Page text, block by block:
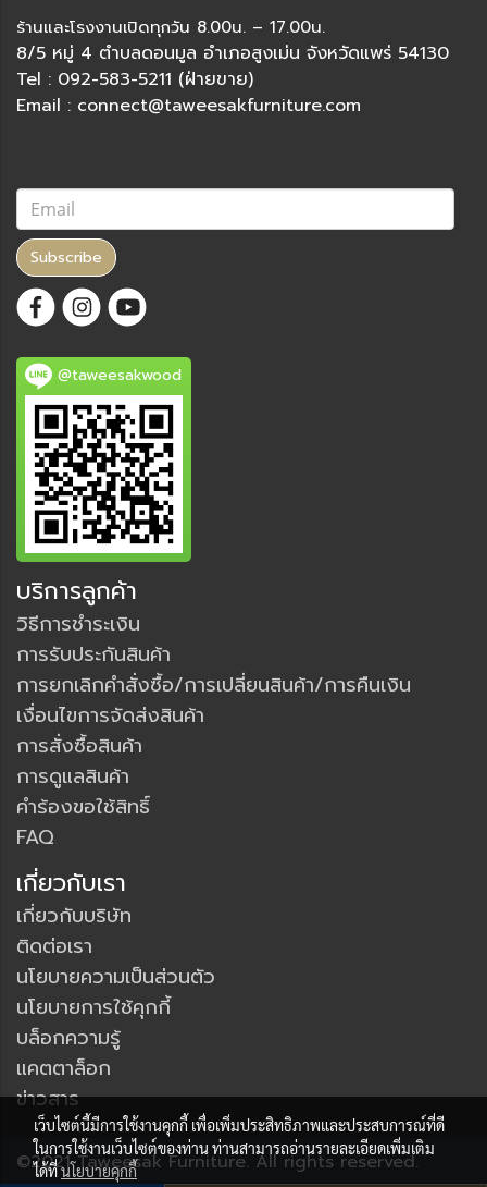
ร้านและโรงงานเปิดทุกวัน 8.00น. – 17.00น.
8/5 หมู่ 4 ตำบลดอนมูล อำเภอสูงเม่น จังหวัดแพร่ 54130
Tel : 092-583-5211 (ฝ่ายขาย)
Email : connect@taweesakfurniture.com
Subscribe
@taweesakwood
บริการลูกค้า
วิธีการชำระเงิน
การรับประกันสินค้า
การยกเลิกคำสั่งซื้อ/การเปลี่ยนสินค้า/การคืนเงิน
เงื่อนไขการจัดส่งสินค้า
การสั่งซื้อสินค้า
การดูแลสินค้า
คำร้องขอใช้สิทธิ์
FAQ
เกี่ยวกับเรา
เกี่ยวกับบริษัท
ติดต่อเรา
นโยบายความเป็นส่วนตัว
นโยบายการใช้คุกกี้
บล็อกความรู้
แคตตาล็อก
ข่าวสาร
©2021 Taweesak Furniture. All rights reserved.
เว็บไซต์นี้มีการใช้งานคุกกี้ เพื่อเพิ่มประสิทธิภาพและประสบการณ์ที่ดี
ในการใช้งานเว็บไซต์ของท่าน ท่านสามารถอ่านรายละเอียดเพิ่มเติม
ได้ที่นโยบายคุกกี้